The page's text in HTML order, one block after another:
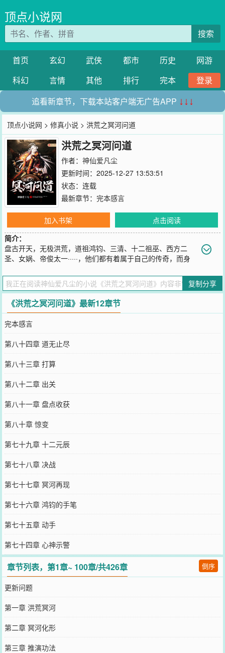
顶点小说网
搜索
首页 玄幻 武侠 都市 历史
网游
科幻
言情 其他 排行 完本
登录
追看新章节，下载本站客户端无广告APP ↓↓↓
顶点小说网 >修真小说 > 洪荒之冥河问道
洪荒之冥河问道
作者： 神仙爱凡尘
更新时间：2025-12-27 13:53:51
状态：连载
最新章节： 完本感言
加入书架
点击阅读
简介：
盘古开天，无极洪荒，道祖鸿钧、三清、十二祖巫、西方二
圣、女娲、帝俊太一·····，他们都有着属于自己的传奇，而身
男表示很不服，看我大冥河问道求仙，终成无上大道。凡尘众生群
号：536965310
您要是觉得《洪荒之冥河问道 》还不错的话请不要忘记向您QQ群和微
博微信里的朋友推荐哦！
复制分享
《洪荒之冥河问道》最新12章节
完本感言
第八十四章 道无止尽
第八十三章 打算
第八十二章 出关
第八十一章 盘点收获
第八十章 惊变
第七十九章 十二元辰
第七十八章 决战
第七十七章 冥河再现
第七十六章 鸿钧的手笔
第七十五章 动手
第七十四章 心神示警
章节列表，第1章~ 100章/共426章 倒序
更新问题
第一章 洪荒冥河
第二章 冥河化形
第三章 推演功法